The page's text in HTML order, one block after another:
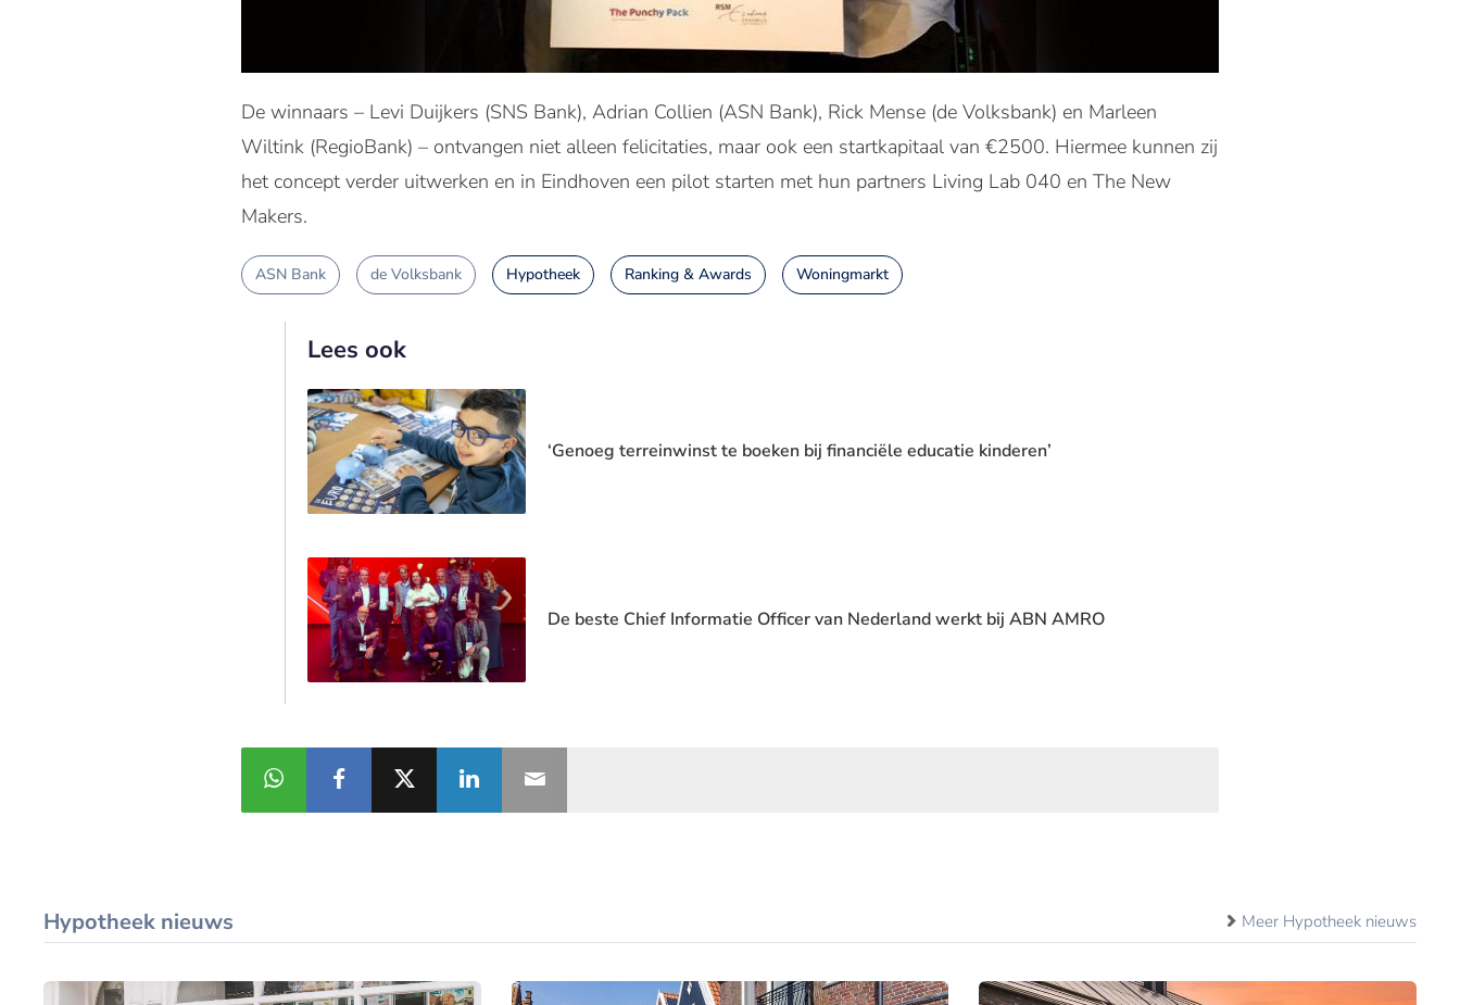
De winnaars – Levi Duijkers (SNS Bank), Adrian Collien (ASN Bank), Rick Mense (de Volksbank) en Marleen
Wiltink (RegioBank) – ontvangen niet alleen felicitaties, maar ook een startkapitaal van €2500. Hiermee kunnen zij
het concept verder uitwerken en in Eindhoven een pilot starten met hun partners Living Lab 040 en The New
Makers.
ASN Bank de Volksbank Hypotheek Ranking & Awards Woningmarkt
Lees ook
‘Genoeg terreinwinst te boeken bij financiële educatie kinderen’
De beste Chief Informatie Officer van Nederland werkt bij ABN AMRO
Hypotheek nieuws Meer Hypotheek nieuws